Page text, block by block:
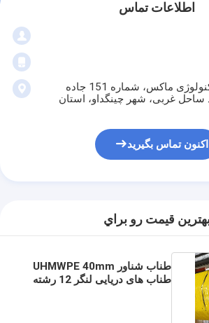
اطلاعات تماس
ساختمان 13، پارک تکنولوژی ماکس، شماره 151 جاده
ساحل غربی، شهر چینگداو، استان
اکنون تماس بگیرید
قيمت رو براي
طناب شناور UHMWPE 40mm
طناب های دریایی لنگر 12 رشته